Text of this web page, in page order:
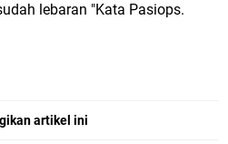
lebaran "Kata Pasiops.
artikel ini